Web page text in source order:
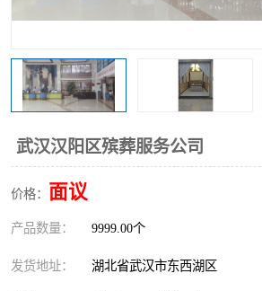
武汉汉阳区殡葬服务公司
价格： 面议
产品数量： 9999.00个
发货地址： 湖北省武汉市东西湖区